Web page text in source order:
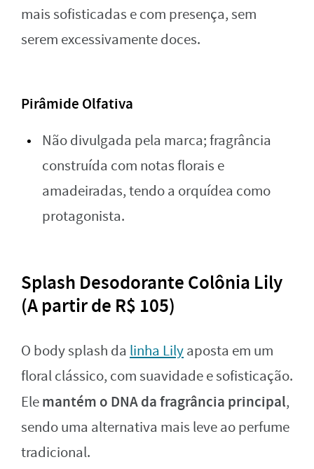
mais sofisticadas e com presença, sem
serem excessivamente doces.
Pirâmide Olfativa
Não divulgada pela marca; fragrância
construída com notas florais e
amadeiradas, tendo a orquídea como
protagonista.
Splash Desodorante Colônia Lily
(A partir de R$ 105)
O body splash da linha Lilyaposta em um
floral clássico, com suavidade e sofisticação.
Elemantém o DNA da fragrância principal,
sendo uma alternativa mais leve ao perfume
tradicional.